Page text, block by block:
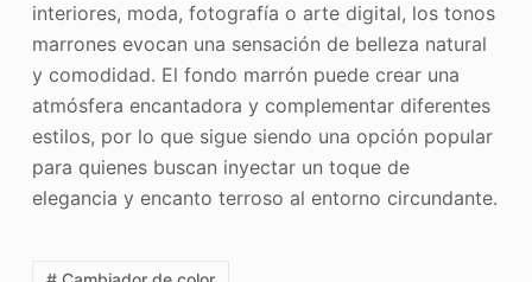
interiores, moda, fotografía o arte digital, los tonos
marrones evocan una sensación de belleza natural
y comodidad. El fondo marrón puede crear una
atmósfera encantadora y complementar diferentes
estilos, por lo que sigue siendo una opción popular
para quienes buscan inyectar un toque de
elegancia y encanto terroso al entorno circundante.